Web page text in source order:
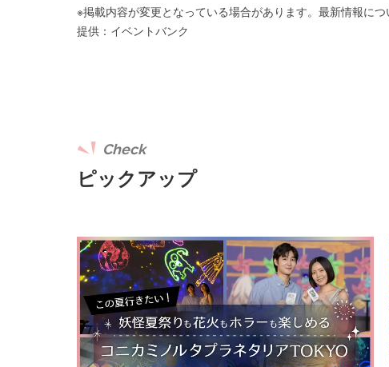
※掲載内容が変更となっている場合があります。最新情報に
提供：イベントバンク
ピックアップ
Check